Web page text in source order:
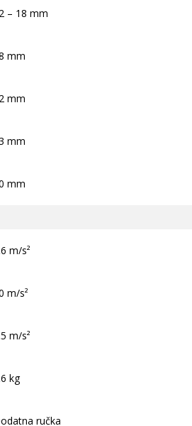
– 18 mm
mm
mm
mm
mm
m/s²
m/s²
m/s²
kg
ručka